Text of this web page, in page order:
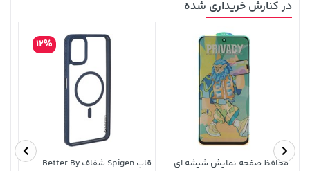
56,080,000 تومان خرید
در کنارش خریداری شده
محافظ صفحه نمایش شیشه ای
قاب Spigen شفاف Better By
12%